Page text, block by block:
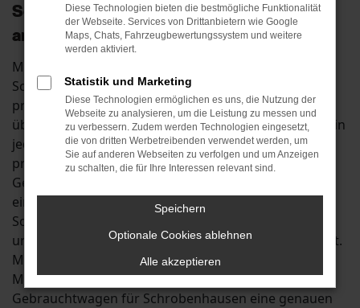
Schrobenhausen: Sparen am Preis, nicht
an der Qualität
Mit einem Škoda Kodiaq Gebrauchtwagen in
Schrobenhausen sparen Sie eine Menge Geld und
profitieren dennoch von einem rundum
überzeugenden Fahrzeug. Dem Hersteller gelingt es in
jeder Modellgeneration überzeugende Fahrzeuge zu
präsentieren und so ist ein Škoda Kodiaq
Gebrauchtwagen gleich welchen Jahrgangs immer
eine gute und langlebige Wahl. Für Ihre Mobilität in
Schrobenhausen achten wir bei jedem Auto, das bei
uns in den Verkauf gelangt, auf einwandfreie Qualität.
Möglich wird dies aufgrund unserer KfZ-
Meisterwerkstatt, in der wir alle Škoda Kodiaq
Gebrauchtwagen für Schrobenhausen eine genauen
Diese Technologien bieten die bestmögliche Funktionalität
der Webseite. Services von Drittanbietern wie Google
Maps, Chats, Fahrzeugbewertungssystem und weitere
werden aktiviert.
Statistik und Marketing
Diese Technologien ermöglichen es uns, die Nutzung der
Webseite zu analysieren, um die Leistung zu messen und
zu verbessern. Zudem werden Technologien eingesetzt,
die von dritten Werbetreibenden verwendet werden, um
Sie auf anderen Webseiten zu verfolgen und um Anzeigen
zu schalten, die für Ihre Interessen relevant sind.
Speichern
Optionale Cookies ablehnen
Alle akzeptieren